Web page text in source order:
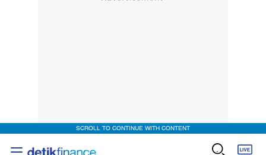
SCROLL TO CONTINUE WITH CONTENT